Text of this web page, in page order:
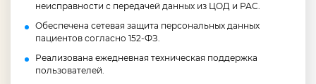
неисправности с передачей данных из ЦОД и РАС.
Обеспечена сетевая защита персональных данных
пациентов согласно 152-ФЗ.
Реализована ежедневная техническая поддержка
пользователей.